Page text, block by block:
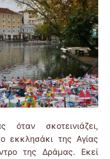
σκοτεινιάζει,
εκκλησάκι της Αγίας
της Δράμας. Εκεί